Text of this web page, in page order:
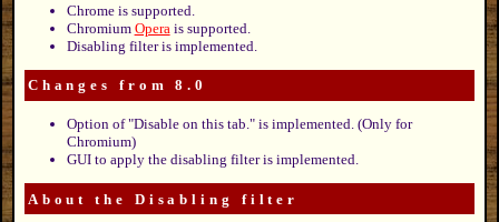
Chrome is supported.
Chromium Opera is supported.
Disabling filter is implemented.
Changes from 8.0
Option of "Disable on this tab." is implemented. (Only for
Chromium)
GUI to apply the disabling filter is implemented.
About the Disabling filter